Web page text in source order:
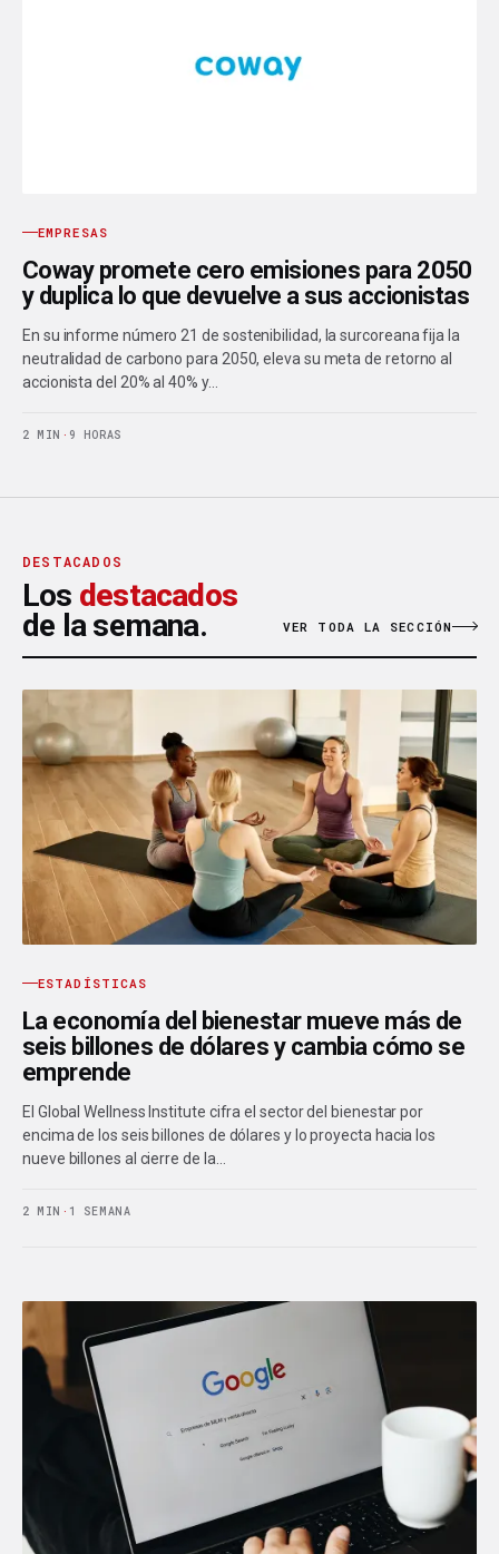
EMPRESAS
Coway promete cero emisiones para 2050
y duplica lo que devuelve a sus accionistas
En su informe número 21 de sostenibilidad, la surcoreana fija la
neutralidad de carbono para 2050, eleva su meta de retorno al
accionista del 20% al 40% y…
2 MIN · 9 HORAS
DESTACADOS
Los destacados
de la semana.
VER TODA LA SECCIÓN
ESTADÍSTICAS
La economía del bienestar mueve más de
seis billones de dólares y cambia cómo se
emprende
El Global Wellness Institute cifra el sector del bienestar por
encima de los seis billones de dólares y lo proyecta hacia los
nueve billones al cierre de la…
2 MIN · 1 SEMANA